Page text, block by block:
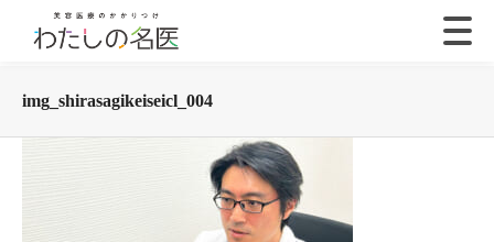
img_shirasagikeiseicl_004